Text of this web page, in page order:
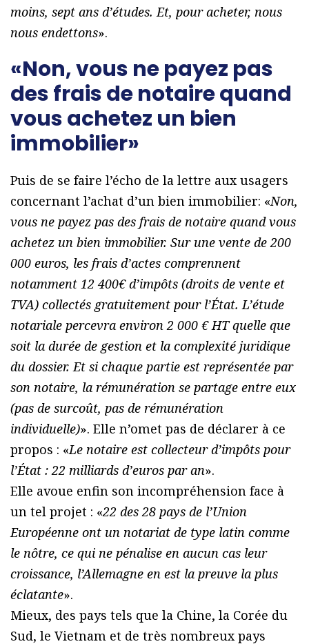
moins, sept ans d’études. Et, pour acheter, nous
nous endettons».
«Non, vous ne payez pas
des frais de notaire quand
vous achetez un bien
immobilier»
Puis de se faire l’écho de la lettre aux usagers
concernant l’achat d’un bien immobilier: «Non,
vous ne payez pas des frais de notaire quand vous
achetez un bien immobilier. Sur une vente de 200
000 euros, les frais d’actes comprennent
notamment 12 400€ d’impôts (droits de vente et
TVA) collectés gratuitement pour l’État. L’étude
notariale percevra environ 2 000 € HT quelle que
soit la durée de gestion et la complexité juridique
du dossier. Et si chaque partie est représentée par
son notaire, la rémunération se partage entre eux
(pas de surcoût, pas de rémunération
individuelle)». Elle n’omet pas de déclarer à ce
propos : «Le notaire est collecteur d’impôts pour
l’État : 22 milliards d’euros par an».
Elle avoue enfin son incompréhension face à
un tel projet : «22 des 28 pays de l’Union
Européenne ont un notariat de type latin comme
le nôtre, ce qui ne pénalise en aucun cas leur
croissance, l’Allemagne en est la preuve la plus
éclatante».
Mieux, des pays tels que la Chine, la Corée du
Sud, le Vietnam et de très nombreux pays